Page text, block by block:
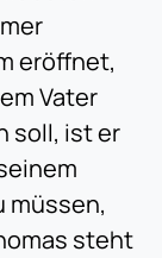
eröffnet,
Vater
soll, ist er
müssen,
steht